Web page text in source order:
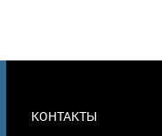
В
КОНТАКТЫ